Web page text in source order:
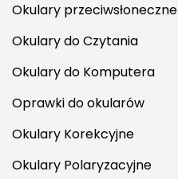
Okulary przeciwsłoneczne
Okulary do Czytania
Okulary do Komputera
Oprawki do okularów
Okulary Korekcyjne
Okulary Polaryzacyjne